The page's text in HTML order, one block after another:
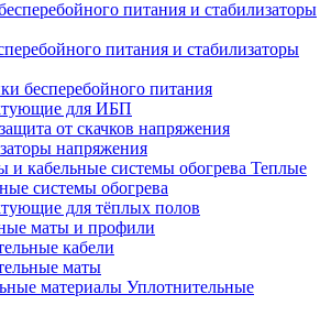
питания и стабилизаторы
бесперебойного питания
для ИБП
от скачков напряжения
напряжения
Теплые
системы обогрева
для тёплых полов
маты и профили
кабели
маты
Уплотнительные